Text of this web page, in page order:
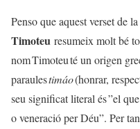
Penso que aquest verset de la
Timoteu resumeix molt bé
nom Timoteu té un origen
paraulestimáo(honrar,
seu significat literal és ”el
o veneració per Déu”. Per